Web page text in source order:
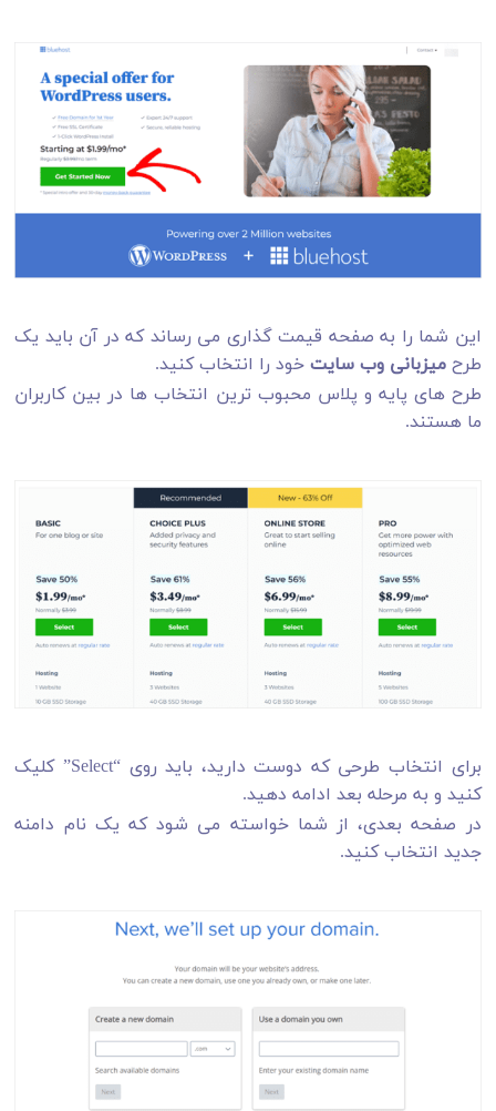
این شما را به صفحه قیمت گذاری می رساند که در آن باید یک
طرحمیزبانی وب سایتخود را انتخاب کنید.
طرح های پایه و پلاس محبوب ترین انتخاب ها در بین کاربران
ما هستند.
برای انتخاب طرحی که دوست دارید، باید روی “Select” کلیک
کنید و به مرحله بعد ادامه دهید.
در صفحه بعدی، از شما خواسته می شود که یک نام دامنه
جدید انتخاب کنید.